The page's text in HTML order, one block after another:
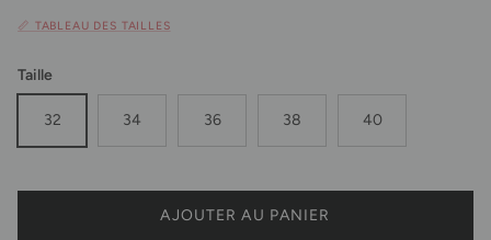
📏 TABLEAU DES TAILLES
Taille
32 34 36 38 40
AJOUTER AU PANIER